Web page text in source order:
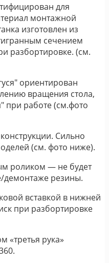
для
монтажной
изготовлен из
сечением
разбортировке. (см.
ориентирован
вращения стола,
при работе (см.фото
Сильно
(см. фото ниже).
роликом ― не будет
демонтаже резины.
вставкой в нижней
при разбортировке
«третья рука»